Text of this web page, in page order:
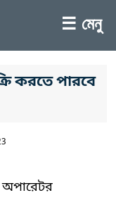
☰ মেনু
করতে পারবে
অপারেটর